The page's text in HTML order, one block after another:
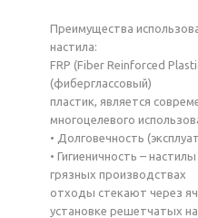
Преимущества
настила:
FRP (Fiber Reinforced
(фиберглаcсовый)
пластик, является
многоцелевого
• Долговечность
• Гигиеничность –
грязных производствах
отходы стекают через
установке решетчатых